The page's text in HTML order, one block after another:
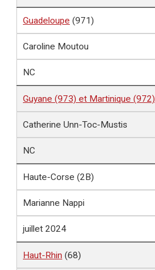
Guadeloupe (971)
Caroline Moutou
NC
Guyane (973) et Martinique (972)
Catherine Unn-Toc-Mustis
NC
Haute-Corse (2B)
Marianne Nappi
juillet 2024
Haut-Rhin (68)